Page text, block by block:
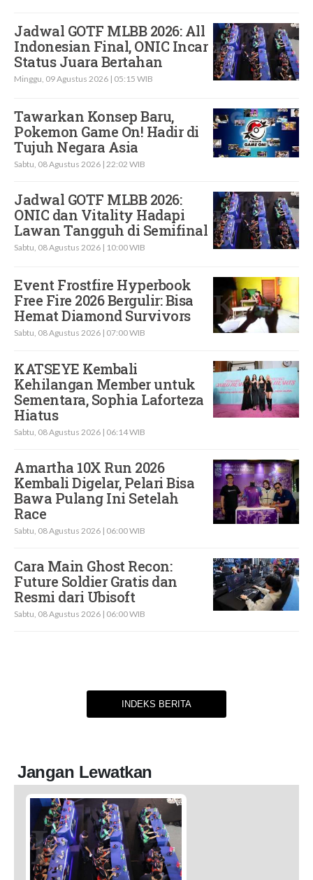
Jadwal GOTF MLBB 2026: All
Indonesian Final, ONIC Incar
Status Juara Bertahan
Minggu, 09 Agustus 2026 | 05:15 WIB
Tawarkan Konsep Baru,
Pokemon Game On! Hadir di
Tujuh Negara Asia
Sabtu, 08 Agustus 2026 | 22:02 WIB
Jadwal GOTF MLBB 2026:
ONIC dan Vitality Hadapi
Lawan Tangguh di Semifinal
Sabtu, 08 Agustus 2026 | 10:00 WIB
Event Frostfire Hyperbook
Free Fire 2026 Bergulir: Bisa
Hemat Diamond Survivors
Sabtu, 08 Agustus 2026 | 07:00 WIB
KATSEYE Kembali
Kehilangan Member untuk
Sementara, Sophia Laforteza
Hiatus
Sabtu, 08 Agustus 2026 | 06:14 WIB
Amartha 10X Run 2026
Kembali Digelar, Pelari Bisa
Bawa Pulang Ini Setelah
Race
Sabtu, 08 Agustus 2026 | 06:00 WIB
Cara Main Ghost Recon:
Future Soldier Gratis dan
Resmi dari Ubisoft
Sabtu, 08 Agustus 2026 | 06:00 WIB
INDEKS BERITA
Jangan Lewatkan